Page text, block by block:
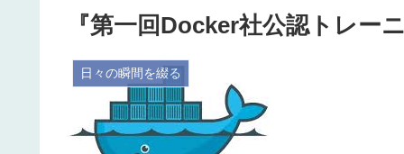
『第一回Docker社公認トレー
日々の瞬間を綴る